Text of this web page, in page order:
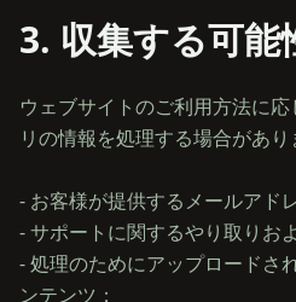
3. 収集する可能
ウェブサイトのご利用方法に
リの情報を処理する場合があり
- お客様が提供するメールアド
- サポートに関するやり取りお
- 処理のためにアップロードさ
ンテンツ；